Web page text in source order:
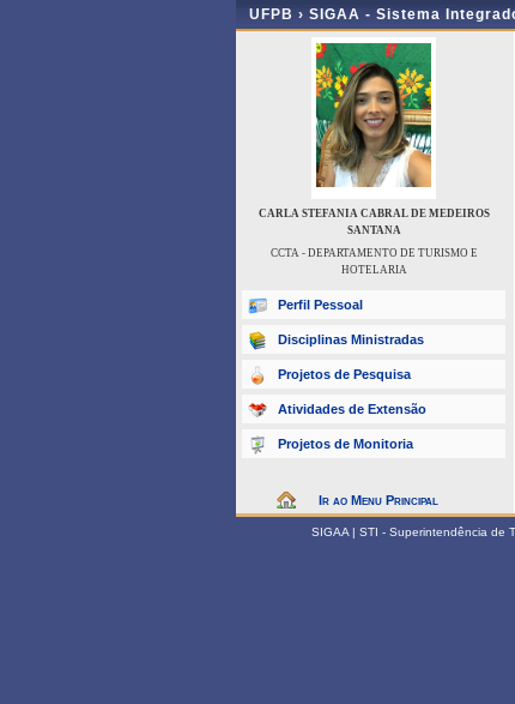
UFPB › SIGAA - Sistema
CARLA STEFANIA CABRAL DE MEDEIROS
SANTANA
CCTA - DEPARTAMENTO DE TURISMO E
HOTELARIA
Perfil Pessoal
Disciplinas Ministradas
Projetos de Pesquisa
Atividades de Extensão
Projetos de Monitoria
Ir ao Menu Principal
SIGAA | STI - Superintendência de